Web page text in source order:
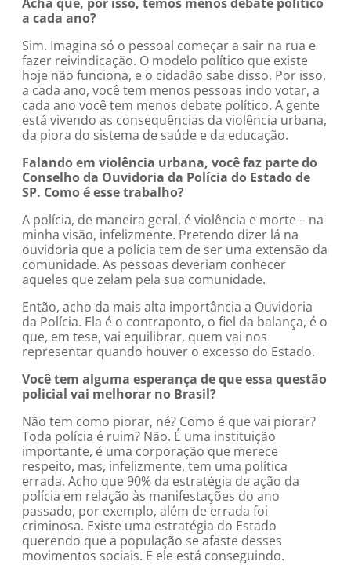
a cada ano?
Sim. Imagina só o pessoal começar a sair na rua e
fazer reivindicação. O modelo político que existe
hoje não funciona, e o cidadão sabe disso. Por isso,
a cada ano, você tem menos pessoas indo votar, a
cada ano você tem menos debate político. A gente
está vivendo as consequências da violência urbana,
da piora do sistema de saúde e da educação.
Falando em violência urbana, você faz parte do
Conselho da Ouvidoria da Polícia do Estado de
SP. Como é esse trabalho?
A polícia, de maneira geral, é violência e morte – na
minha visão, infelizmente. Pretendo dizer lá na
ouvidoria que a polícia tem de ser uma extensão da
comunidade. As pessoas deveriam conhecer
aqueles que zelam pela sua comunidade.
Então, acho da mais alta importância a Ouvidoria
da Polícia. Ela é o contraponto, o fiel da balança, é o
que, em tese, vai equilibrar, quem vai nos
representar quando houver o excesso do Estado.
Você tem alguma esperança de que essa questão
policial vai melhorar no Brasil?
Não tem como piorar, né? Como é que vai piorar?
Toda polícia é ruim? Não. É uma instituição
importante, é uma corporação que merece
respeito, mas, infelizmente, tem uma política
errada. Acho que 90% da estratégia de ação da
polícia em relação às manifestações do ano
passado, por exemplo, além de errada foi
criminosa. Existe uma estratégia do Estado
querendo que a população se afaste desses
movimentos sociais. E ele está conseguindo.